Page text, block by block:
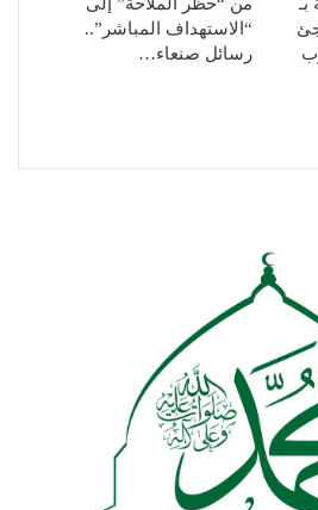
“الاستهداف المباشر”..
رسائل صنعاء…